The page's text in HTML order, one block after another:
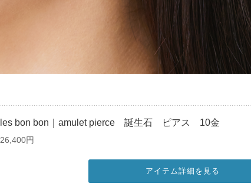
les bon bon｜amulet pierce 誕生石 ピアス 10金
26,400円
アイテム詳細を見る